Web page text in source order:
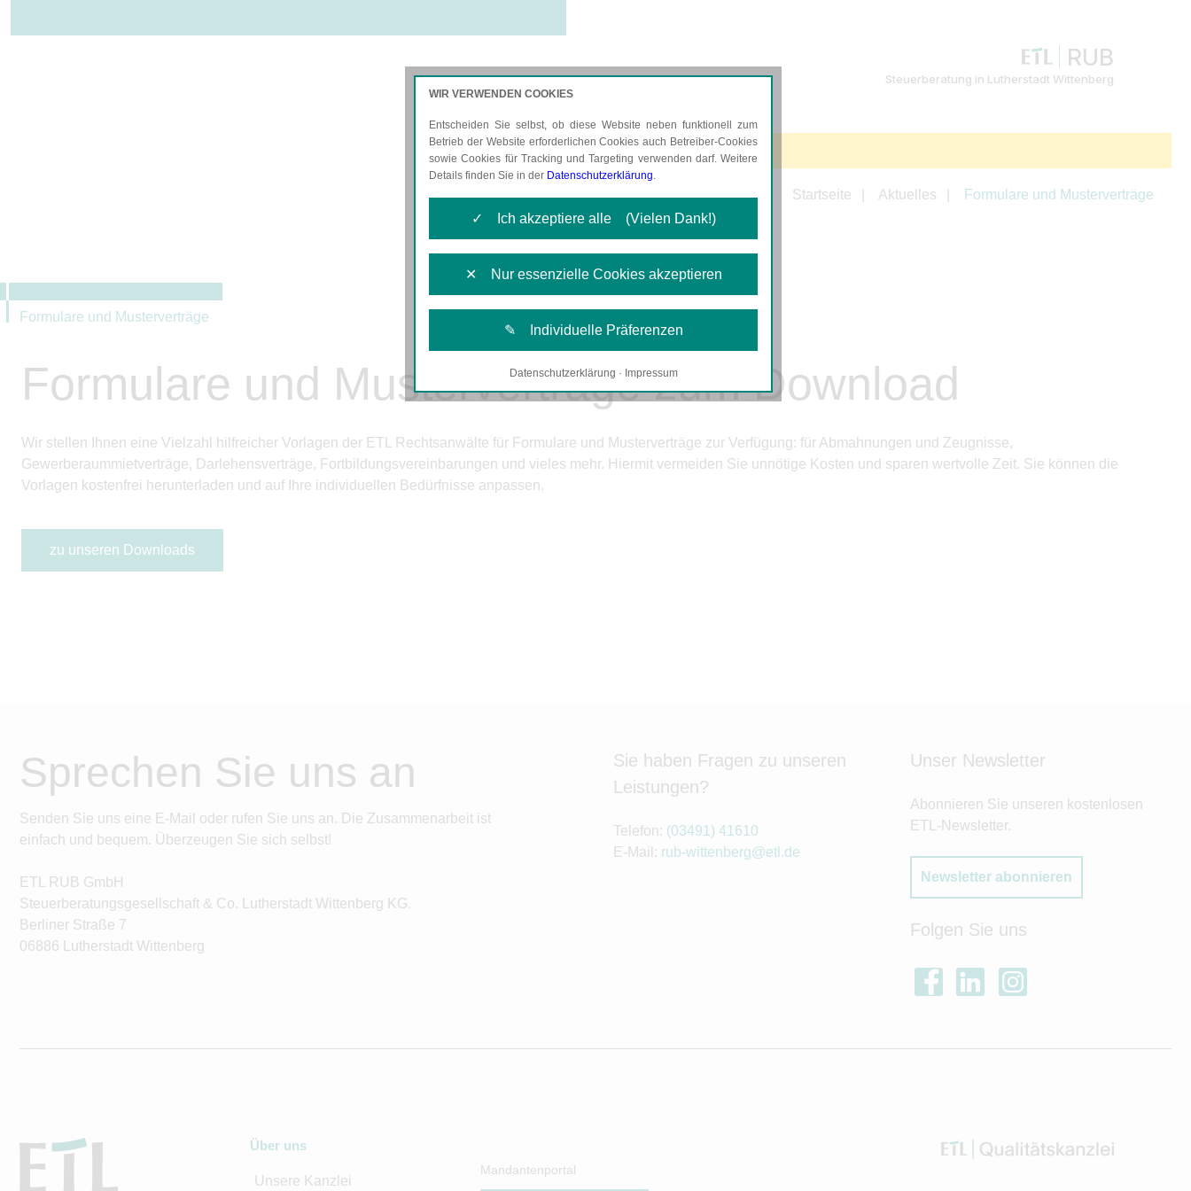
RUB
Steuerberatung in Lutherstadt Wittenberg
AKTUELLES KARRIERE
Startseite Aktuelles Formulare und Musterverträge
Formulare und Musterverträge
Formulare und Musterverträge zum Download
Wir stellen Ihnen eine Vielzahl hilfreicher Vorlagen der ETL Rechtsanwälte für Formulare und Musterverträge zur Verfügung: für Abmahnungen und Zeugnisse,
Gewerberaummietverträge, Darlehens­verträge, Fortbildungs­vereinbarungen und vieles mehr. Hiermit vermeiden Sie unnötige Kosten und sparen wertvolle Zeit. Sie können die
Vorlagen kostenfrei herunterladen und auf Ihre individuellen Bedürfnisse anpassen.
zu unseren Downloads
Sprechen Sie uns an
Senden Sie uns eine E-Mail oder rufen Sie uns an. Die Zusammenarbeit ist
einfach und bequem. Überzeugen Sie sich selbst!
ETL RUB GmbH
Steuerberatungsgesellschaft & Co. Lutherstadt Wittenberg KG.
Berliner Straße 7
06886 Lutherstadt Wittenberg
Sie haben Fragen zu unseren
Leistungen?
Telefon: (03491) 41610
E-Mail: rub-wittenberg@etl.de
Unser Newsletter
Abonnieren Sie unseren kostenlosen
ETL-Newsletter.
Newsletter abonnieren
Folgen Sie uns
Über uns
Unsere Kanzlei
Mandantenportal
WIR VERWENDEN COOKIES
Entscheiden Sie selbst, ob diese Website neben funktionell zum
Betrieb der Website erforderlichen Cookies auch Betreiber-Cookies
sowie Cookies für Tracking und Targeting verwenden darf. Weitere
Details finden Sie in der Datenschutzerklärung.
✓ Ich akzeptiere alle (Vielen Dank!)
✕ Nur essenzielle Cookies akzeptieren
✎ Individuelle Präferenzen
Notwendige Cookies
Tracking- und Targeting-Cookies
Diese Cookies sind erforderlich, um unsere Website auf Ihre
Bedürfnisse hin zu optimieren. Hierzu gehört eine
Datenschutzerklärung · Impressum